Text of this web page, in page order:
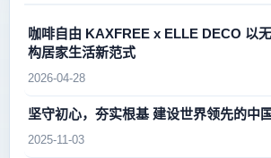
咖啡自由 KAXFREE x ELLE DECO 以
构居家生活新范式
2026-04-28
坚守初心，夯实根基 建设世界
2025-11-03